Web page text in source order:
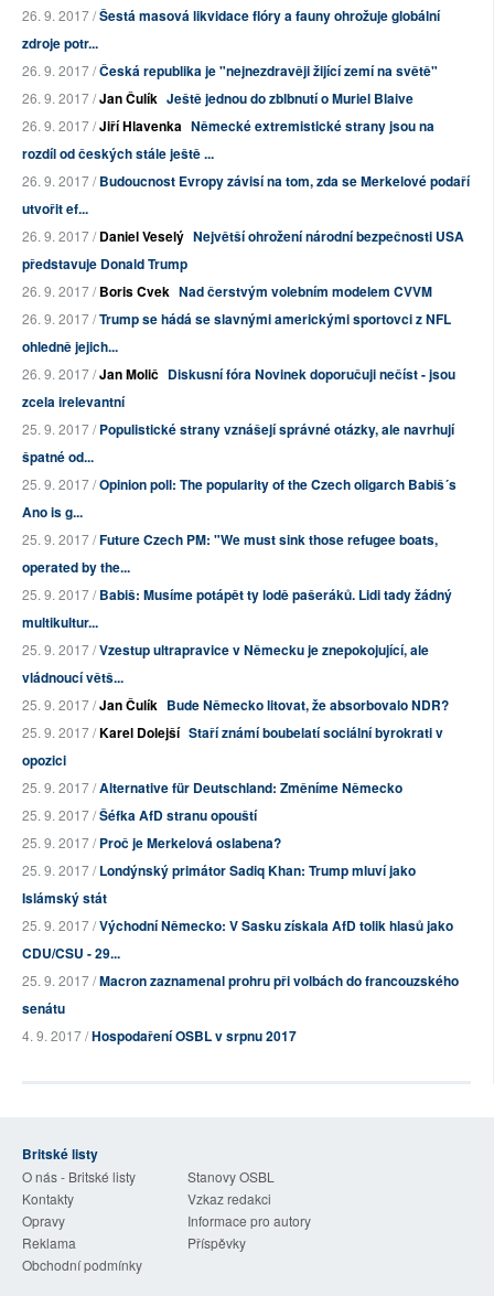
26. 9. 2017 /Šestá masová likvidace flóry a fauny ohrožuje globální
zdroje potr...
26. 9. 2017 /Česká republika je "nejnezdravěji žijící zemí na světě"
26. 9. 2017 /Jan Čulík Ještě jednou do zblbnutí o Muriel Blaive
26. 9. 2017 /Jiří Hlavenka Německé extremistické strany jsou na
rozdíl od českých stále ještě ...
26. 9. 2017 /Budoucnost Evropy závisí na tom, zda se Merkelové podaří
utvořit ef...
26. 9. 2017 /Daniel Veselý Největší ohrožení národní bezpečnosti USA
představuje Donald Trump
26. 9. 2017 /Boris Cvek Nad čerstvým volebním modelem CVVM
26. 9. 2017 /Trump se hádá se slavnými americkými sportovci z NFL
ohledně jejich...
26. 9. 2017 /Jan Molič Diskusní fóra Novinek doporučuji nečíst - jsou
zcela irelevantní
25. 9. 2017 /Populistické strany vznášejí správné otázky, ale navrhují
špatné od...
25. 9. 2017 /Opinion poll: The popularity of the Czech oligarch Babiš´s
Ano is g...
25. 9. 2017 /Future Czech PM: "We must sink those refugee boats,
operated by the...
25. 9. 2017 /Babiš: Musíme potápět ty lodě pašeráků. Lidi tady žádný
multikultur...
25. 9. 2017 /Vzestup ultrapravice v Německu je znepokojující, ale
vládnoucí větš...
25. 9. 2017 /Jan Čulík Bude Německo litovat, že absorbovalo NDR?
25. 9. 2017 /Karel Dolejší Staří známí boubelatí sociální byrokrati v
opozici
25. 9. 2017 /Alternative für Deutschland: Změníme Německo
25. 9. 2017 /Šéfka AfD stranu opouští
25. 9. 2017 /Proč je Merkelová oslabena?
25. 9. 2017 /Londýnský primátor Sadiq Khan: Trump mluví jako
Islámský stát
25. 9. 2017 /Východní Německo: V Sasku získala AfD tolik hlasů jako
CDU/CSU - 29...
25. 9. 2017 /Macron zaznamenal prohru při volbách do francouzského
senátu
4. 9. 2017 /Hospodaření OSBL v srpnu 2017
Britské listy
O nás - Britské listy
Stanovy OSBL
Kontakty
Vzkaz redakci
Opravy
Informace pro autory
Reklama
Příspěvky
Obchodní podmínky